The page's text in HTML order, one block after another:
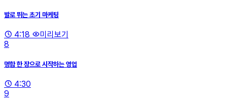
발로 뛰는 초기 마케팅
4:18
미리보기
8
명함 한 장으로 시작하는 영업
4:30
9